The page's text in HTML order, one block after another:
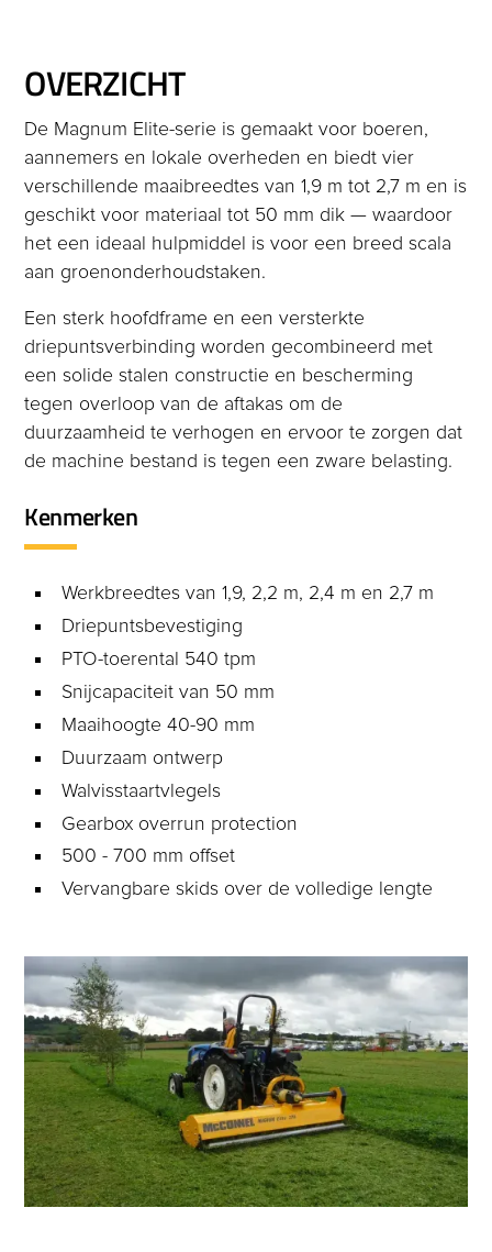
OVERZICHT
De Magnum Elite-serie is gemaakt voor boeren,
aannemers en lokale overheden en biedt vier
verschillende maaibreedtes van 1,9 m tot 2,7 m en is
geschikt voor materiaal tot 50 mm dik — waardoor
het een ideaal hulpmiddel is voor een breed scala
aan groenonderhoudstaken.
Een sterk hoofdframe en een versterkte
driepuntsverbinding worden gecombineerd met
een solide stalen constructie en bescherming
tegen overloop van de aftakas om de
duurzaamheid te verhogen en ervoor te zorgen dat
de machine bestand is tegen een zware belasting.
Kenmerken
Werkbreedtes van 1,9, 2,2 m, 2,4 m en 2,7 m
Driepuntsbevestiging
PTO-toerental 540 tpm
Snijcapaciteit van 50 mm
Maaihoogte 40-90 mm
Duurzaam ontwerp
Walvisstaartvlegels
Gearbox overrun protection
500 - 700 mm offset
Vervangbare skids over de volledige lengte